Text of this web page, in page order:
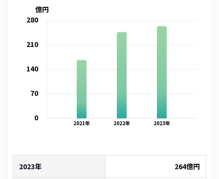
2021年 2022年 2023年
0
70
140
210
280
億円
2023年 264億円